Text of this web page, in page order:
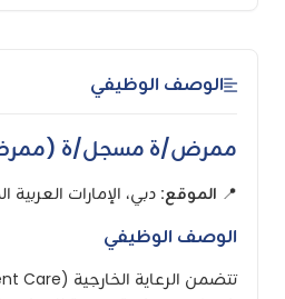
الوصف الوظيفي
ممرض/ة مسجل/ة
📍 الموقع: دبي، الإمارات العربية
الوصف الوظيفي